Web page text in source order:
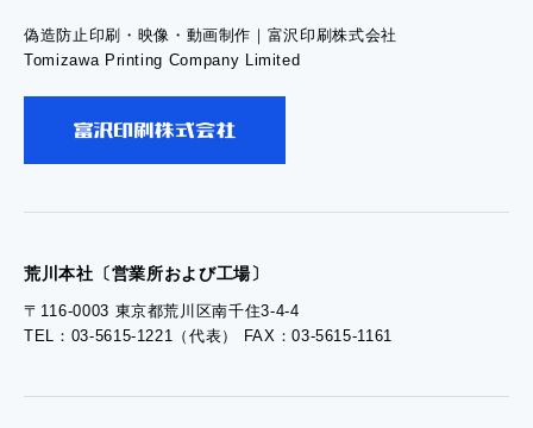
- お問い合わせTOP
- お問い合わせ
- 採用お問い合わせ
偽造防止印刷・映像・動画制作｜富沢印刷株式会社
Tomizawa Printing Company Limited
荒川本社〔営業所および工場〕
〒116-0003 東京都荒川区南千住3-4-4
TEL：03-5615-1221（代表） FAX：03-5615-1161